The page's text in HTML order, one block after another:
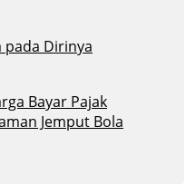
pada Dirinya
Bayar Pajak
Jemput Bola